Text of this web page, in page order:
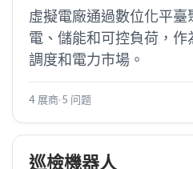
虛擬電廠通過數位化平臺
電、儲能和可控負荷，作
調度和電力市場。
4 展商·5 问题
巡檢機器人